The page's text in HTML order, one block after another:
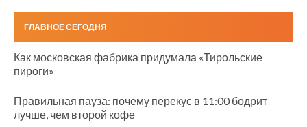
ГЛАВНОЕ СЕГОДНЯ
Как московская фабрика придумала «Тирольские
пироги»
Правильная пауза: почему перекус в 11:00 бодрит
лучше, чем второй кофе